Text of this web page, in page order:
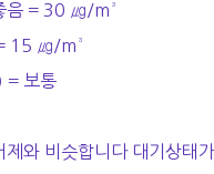
음 = 30 ㎍/m³
15 ㎍/m³
= 보통
제와 비슷합니다 대기상태